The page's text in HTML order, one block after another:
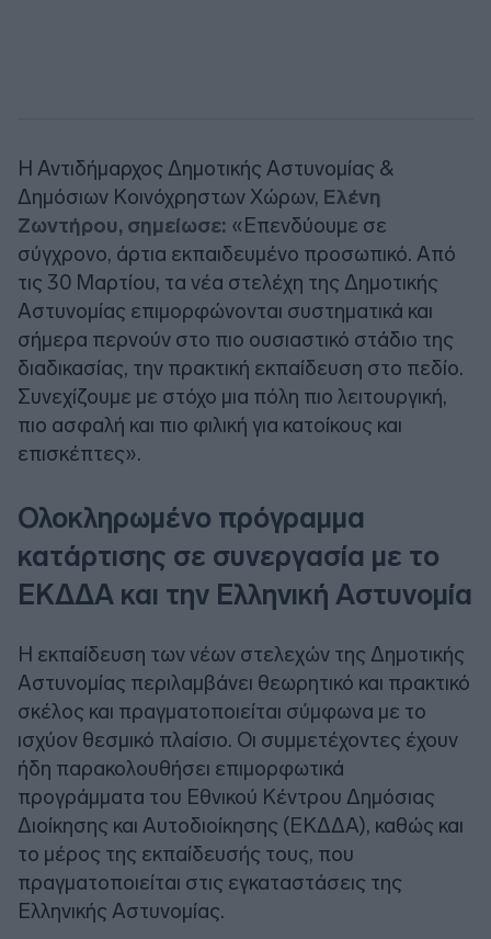
Η Αντιδήμαρχος Δημοτικής Αστυνομίας &
Δημόσιων Κοινόχρηστων Χώρων, Ελένη
Ζωντήρου, σημείωσε: «Επενδύουμε σε
σύγχρονο, άρτια εκπαιδευμένο προσωπικό. Από
τις 30 Μαρτίου, τα νέα στελέχη της Δημοτικής
Αστυνομίας επιμορφώνονται συστηματικά και
σήμερα περνούν στο πιο ουσιαστικό στάδιο της
διαδικασίας, την πρακτική εκπαίδευση στο πεδίο.
Συνεχίζουμε με στόχο μια πόλη πιο λειτουργική,
πιο ασφαλή και πιο φιλική για κατοίκους και
επισκέπτες».
Ολοκληρωμένο πρόγραμμα
κατάρτισης σε συνεργασία με το
ΕΚΔΔΑ και την Ελληνική Αστυνομία
Η εκπαίδευση των νέων στελεχών της Δημοτικής
Αστυνομίας περιλαμβάνει θεωρητικό και πρακτικό
σκέλος και πραγματοποιείται σύμφωνα με το
ισχύον θεσμικό πλαίσιο. Οι συμμετέχοντες έχουν
ήδη παρακολουθήσει επιμορφωτικά
προγράμματα του Εθνικού Κέντρου Δημόσιας
Διοίκησης και Αυτοδιοίκησης (ΕΚΔΔΑ), καθώς και
το μέρος της εκπαίδευσής τους, που
πραγματοποιείται στις εγκαταστάσεις της
Ελληνικής Αστυνομίας.